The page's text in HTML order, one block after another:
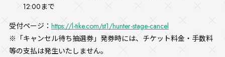
12:00まで
受付ページ： https://l-tike.com/st1/hunter-stage-cancel
※「キャンセル待ち抽選券」発券時には、チケット料金・手数料
等の支払は発生いたしません。